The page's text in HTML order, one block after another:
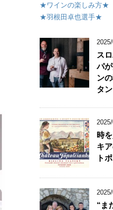
★ワインの楽しみ方★
★羽根田卓也選手★
ス
パ
ン
タ
時
キ
ト
“ま